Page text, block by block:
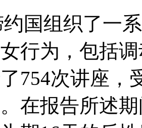
约国组织了一
行为，包括
754次讲座，
在报告所述